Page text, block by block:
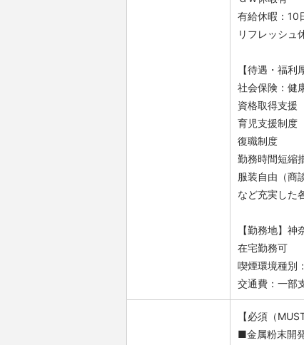
有給休暇：10
リフレッシュ
【待遇・福利
社会保険：
資格取得支援
育児支援制度
復職制度
勤務時間短縮
服装自由（商
など充実した
【勤務地】神
在宅勤務可
喫煙環境種別
交通費：一部
【必須（
■金属粉末開